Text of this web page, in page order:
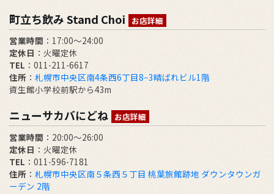
町立ち飲み Stand Choi お店詳細
営業時間 ：17:00〜24:00
定休日 ：火曜定休
TEL ：011-211-6617
住所 ： 札幌市中央区南4条西6丁目8−3晴ばれビル1階
資生館小学校前駅から43m
ニューサカバにどね お店詳細
営業時間 ：20:00～26:00
定休日 ：火曜定休
TEL ：011-596-7181
住所 ： 札幌市中央区南５条西５丁目 桃葉旅館跡地 ダウンタウンガ
ーデン 2階